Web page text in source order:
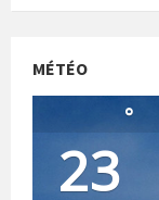
MÉTÉO
23
°